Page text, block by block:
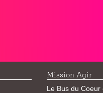
Mission Agir
Le Bus du